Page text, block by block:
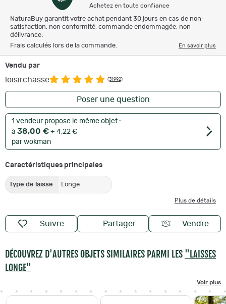
Achetez en toute confiance
NaturaBuy garantit votre achat pendant 30 jours en cas de non-
satisfaction, non conformité, commande endommagée, non
délivrance.
Frais calculés lors de la commande.
En savoir plus
Vendu par
loisirchasse (31992)
Poser une question
1 vendeur propose le même objet :
à 38,00 € + 4,22 €
par wokman
Caractéristiques principales
Type de laisse Longe
Plus de détails
Suivre Partager Vendre
DÉCOUVREZ D'AUTRES OBJETS SIMILAIRES PARMI LES "LAISSES
LONGE"
Voir plus